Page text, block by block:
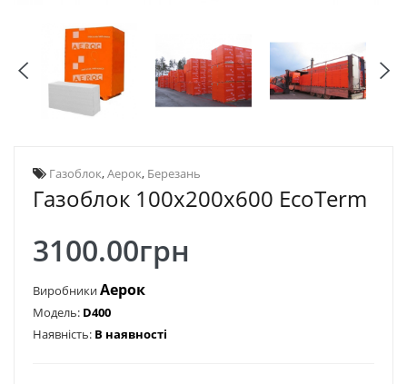
Газоблок,Аерок, Березань
Газоблок 100х200х600 EcoTerm
3100.00грн
ВиробникиАерок
Модель: D400
Наявність: В наявності